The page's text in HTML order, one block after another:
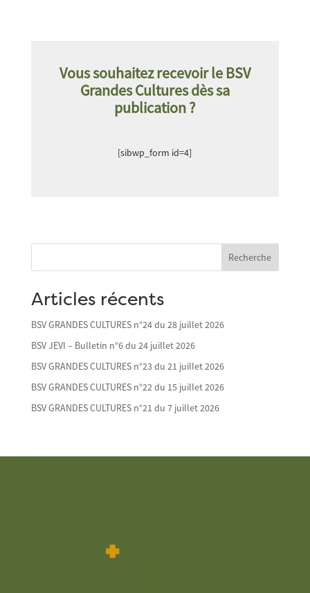
Vous souhaitez recevoir le BSV
Grandes Cultures dès sa
publication ?
[sibwp_form id=4]
Recherche
Articles récents
BSV GRANDES CULTURES n°24 du 28 juillet 2026
BSV JEVI – Bulletin n°6 du 24 juillet 2026
BSV GRANDES CULTURES n°23 du 21 juillet 2026
BSV GRANDES CULTURES n°22 du 15 juillet 2026
BSV GRANDES CULTURES n°21 du 7 juillet 2026